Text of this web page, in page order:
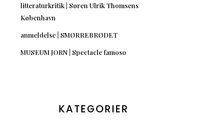
litteraturkritik | Søren Ulrik Thomsens
København
anmeldelse | SMØRREBRØDET
MUSEUM JORN | Spectacle famoso
KATEGORIER